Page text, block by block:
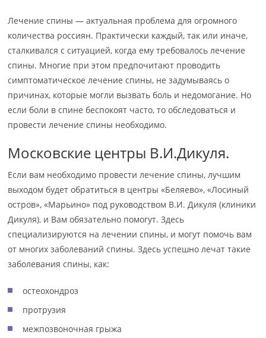
Лечение спины — актуальная проблема для огромного
количества россиян. Практически каждый, так или иначе,
сталкивался с ситуацией, когда ему требовалось лечение
спины. Многие при этом предпочитают проводить
симптоматическое лечение спины, не задумываясь о
причинах, которые могли вызвать боль и недомогание. Но
если боли в спине беспокоят часто, то обследоваться и
провести лечение спины необходимо.
Московские центры В.И.Дикуля.
Если вам необходимо провести лечение спины, лучшим
выходом будет обратиться в центры «Беляево», «Лосиный
остров», «Марьино» под руководством В.И. Дикуля (клиники
Дикуля), и Вам обязательно помогут. Здесь
специализируются на лечении спины, и могут помочь вам
от многих заболеваний спины. Здесь успешно лечат такие
заболевания спины, как:
остеохондроз
протрузия
межпозвоночная грыжа